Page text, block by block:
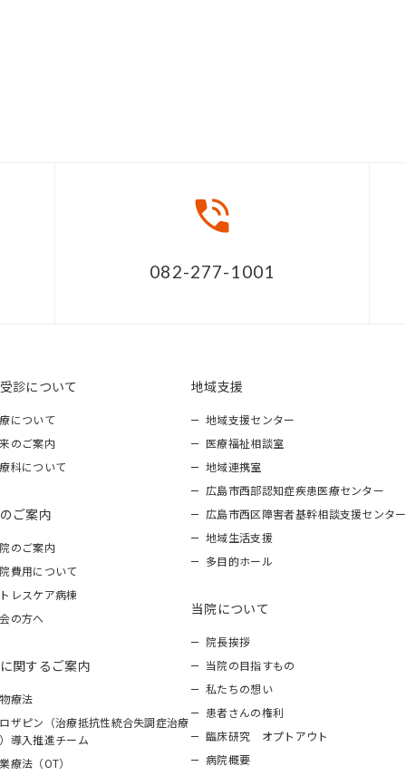
082-277-1001
診について
について
のご案内
科について
ご案内
のご案内
費用について
レスケア病棟
の方へ
関するご案内
療法
ザピン（治療抵抗性統合失調症治療
導入推進チーム
療法（OT）
地域支援
地域支援センター
医療福祉相談室
地域連携室
広島市西部認知症疾患医療センター
広島市西区障害者基幹相談支援センター
地域生活支援
多目的ホール
当院について
院長挨拶
当院の目指すもの
私たちの想い
患者さんの権利
臨床研究 オプトアウト
病院概要